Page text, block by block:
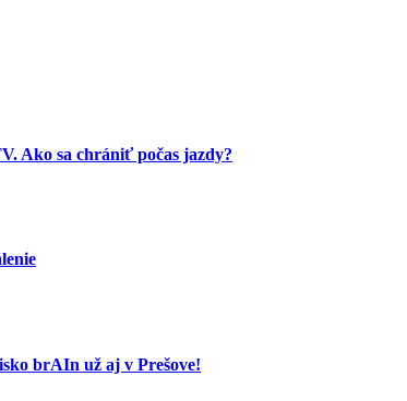
Ako sa chrániť počas jazdy?
brAIn už aj v Prešove!